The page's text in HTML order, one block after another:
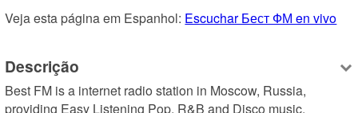
Veja esta página em Espanhol: Escuchar Бест ФМ en vivo
Descrição
Best FM is a internet radio station in Moscow, Russia,
providing Easy Listening Pop, R&B and Disco music.